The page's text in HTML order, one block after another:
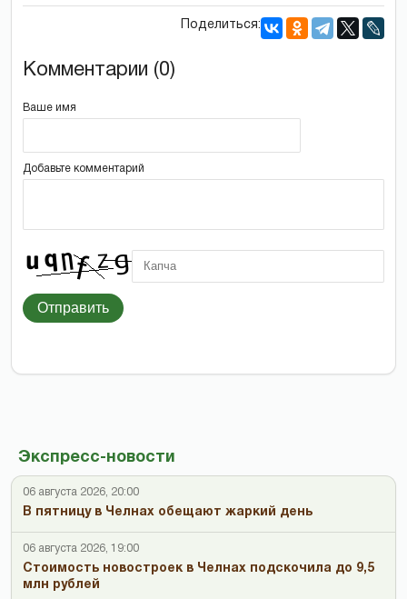
Экспресс-новости
06 августа 2026, 20:00
В пятницу в Челнах обещают жаркий день
06 августа 2026, 19:00
Стоимость новостроек в Челнах подскочила до 9,5
млн рублей
Поделиться:
Комментарии (0)
Ваше имя
Добавьте комментарий
Отправить